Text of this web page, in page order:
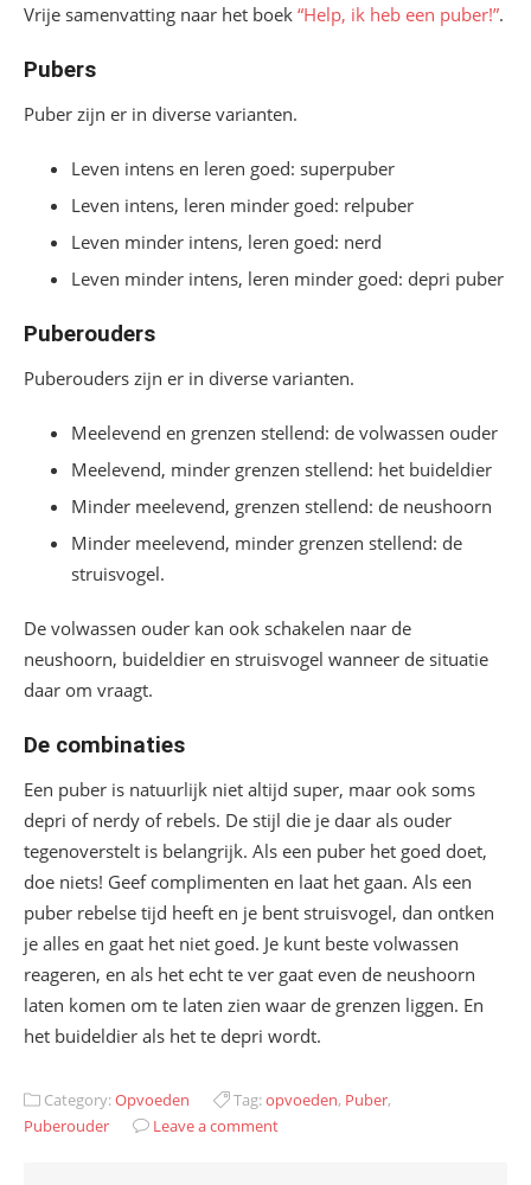
Vrije samenvatting naar het boek “Help, ik heb een puber!”.
Pubers
Puber zijn er in diverse varianten.
Leven intens en leren goed: superpuber
Leven intens, leren minder goed: relpuber
Leven minder intens, leren goed: nerd
Leven minder intens, leren minder goed: depri puber
Puberouders
Puberouders zijn er in diverse varianten.
Meelevend en grenzen stellend: de volwassen ouder
Meelevend, minder grenzen stellend: het buideldier
Minder meelevend, grenzen stellend: de neushoorn
Minder meelevend, minder grenzen stellend: de
struisvogel.
De volwassen ouder kan ook schakelen naar de
neushoorn, buideldier en struisvogel wanneer de situatie
daar om vraagt.
De combinaties
Een puber is natuurlijk niet altijd super, maar ook soms
depri of nerdy of rebels. De stijl die je daar als ouder
tegenoverstelt is belangrijk. Als een puber het goed doet,
doe niets! Geef complimenten en laat het gaan. Als een
puber rebelse tijd heeft en je bent struisvogel, dan ontken
je alles en gaat het niet goed. Je kunt beste volwassen
reageren, en als het echt te ver gaat even de neushoorn
laten komen om te laten zien waar de grenzen liggen. En
het buideldier als het te depri wordt.
Category:Opvoeden Tag:opvoeden, Puber,
Puberouder
Leave a comment